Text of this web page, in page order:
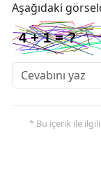
Aşağıdaki
* Bu içerik ile